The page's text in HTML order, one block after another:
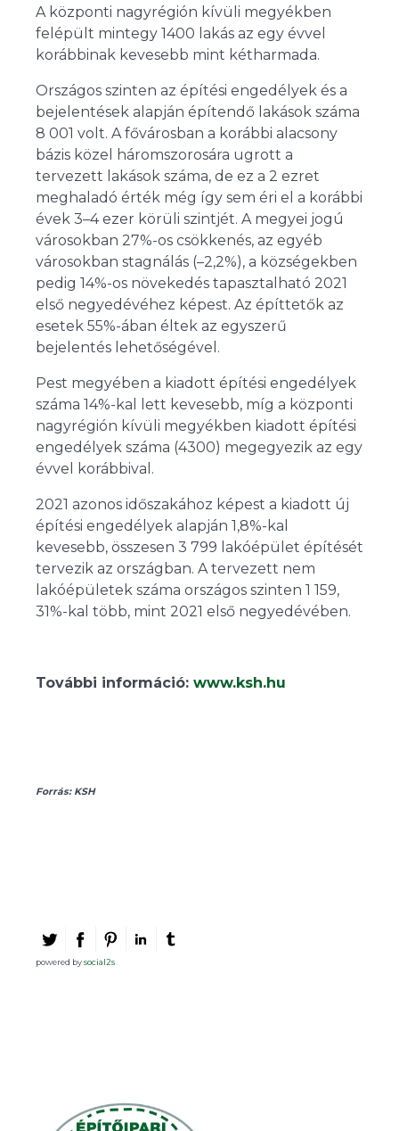
A központi nagyrégión kívüli megyékben
felépült mintegy 1400 lakás az egy évvel
korábbinak kevesebb mint kétharmada.
Országos szinten az építési engedélyek és a
bejelentések alapján építendő lakások száma
8 001 volt. A fővárosban a korábbi alacsony
bázis közel háromszorosára ugrott a
tervezett lakások száma, de ez a 2 ezret
meghaladó érték még így sem éri el a korábbi
évek 3–4 ezer körüli szintjét. A megyei jogú
városokban 27%-os csökkenés, az egyéb
városokban stagnálás (–2,2%), a községekben
pedig 14%-os növekedés tapasztalható 2021
első negyedévéhez képest. Az építtetők az
esetek 55%-ában éltek az egyszerű
bejelentés lehetőségével.
Pest megyében a kiadott építési engedélyek
száma 14%- kal lett kevesebb, míg a központi
nagyrégión kívüli megyékben kiadott építési
engedélyek száma (4300) megegyezik az egy
évvel korábbival.
2021 azonos időszakához képest a kiadott új
építési engedélyek alapján 1,8%- kal
kevesebb, összesen 3 799 lakóépület építését
tervezik az országban. A tervezett nem
lakóépületek száma országos szinten 1 159,
31%- kal több, mint 2021 első negyedévében.
További információ: www.ksh.hu
Forrás: KSH
powered bysocial2s